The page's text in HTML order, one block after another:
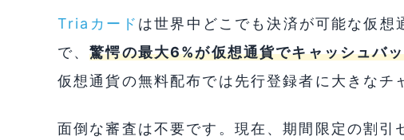
Triaカード は世界中どこでも決済が可能な仮
で、驚愕の最大6%が仮想通貨でキャッシュバ
仮想通貨の無料配布では先行登録者に大きなチ
面倒な審査は不要です。現在、期間限定の割引